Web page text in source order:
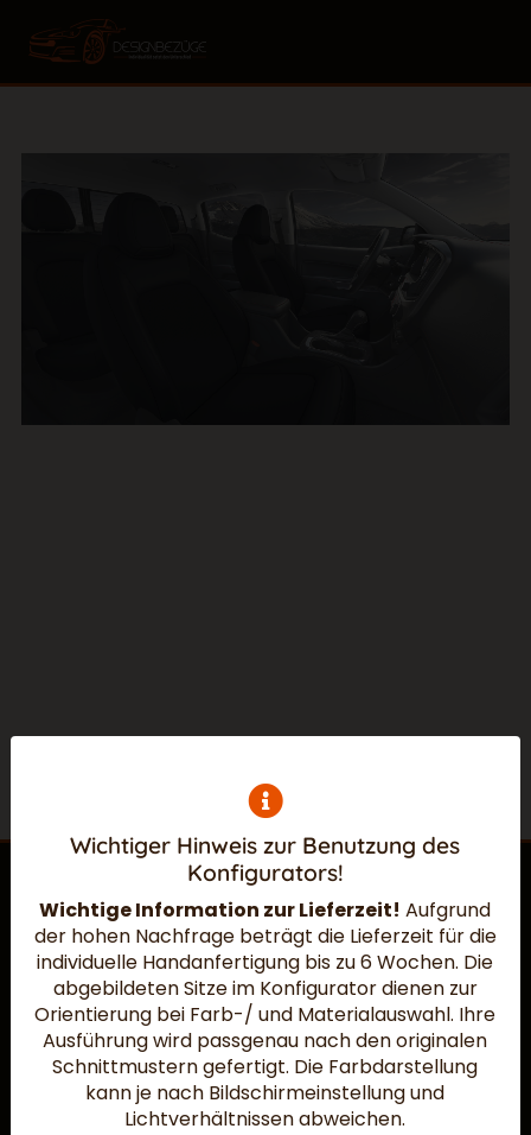
Wichtiger Hinweis zur Benutzung des
Konfigurators!
Wichtige Information zur Lieferzeit! Aufgrund
der hohen Nachfrage beträgt die Lieferzeit für die
individuelle Handanfertigung bis zu 6 Wochen. Die
abgebildeten Sitze im Konfigurator dienen zur
Orientierung bei Farb-/ und Materialauswahl. Ihre
Ausführung wird passgenau nach den originalen
Schnittmustern gefertigt. Die Farbdarstellung
kann je nach Bildschirmeinstellung und
Lichtverhältnissen abweichen.
Widerruf absenden